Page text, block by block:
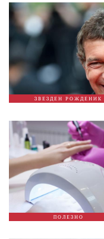
ЗВЕЗДЕН РОЖДЕНИК
ПОЛЕЗНО